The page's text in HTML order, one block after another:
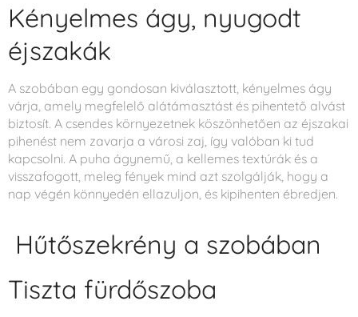
Kényelmes ágy, nyugodt
éjszakák
A szobában egy gondosan kiválasztott, kényelmes ágy
várja, amely megfelelő alátámasztást és pihentető alvást
biztosít. A csendes környezetnek köszönhetően az éjszakai
pihenést nem zavarja a városi zaj, így valóban ki tud
kapcsolni. A puha ágynemű, a kellemes textúrák és a
visszafogott, meleg fények mind azt szolgálják, hogy a
nap végén könnyedén ellazuljon, és kipihenten ébredjen.
Hűtőszekrény a szobában
Tiszta fürdőszoba